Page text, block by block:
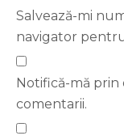
Salvează-mi
navigator
Notifică-mă
comentarii.